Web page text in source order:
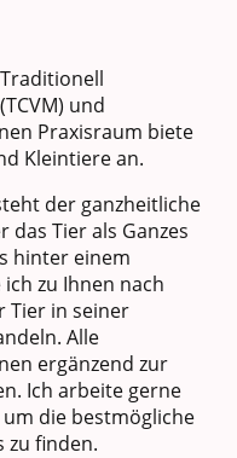
und
Praxisraum biete
Kleintiere an.
der ganzheitliche
Tier als Ganzes
hinter einem
zu Ihnen nach
Tier in seiner
Alle
ergänzend zur
Ich arbeite gerne
die bestmögliche
zu finden.